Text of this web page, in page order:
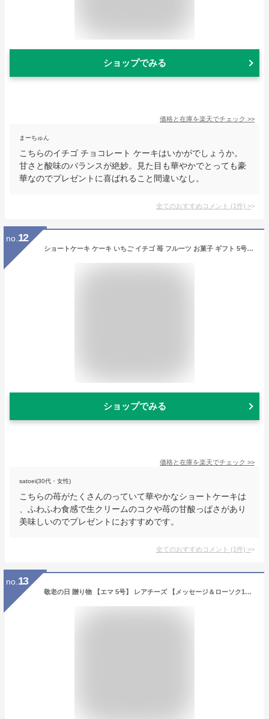
ショップでみる
価格と在庫を楽天でチェック >>
まーちゅん
こちらのイチゴ チョコレート ケーキはいかがでしょうか。
甘さと酸味のバランスが絶妙。見た目も華やかでとっても豪
華なのでプレゼントに喜ばれること間違いなし。
全てのおすすめコメント (1件) >
no. 12
ショートケーキ ケーキ いちご イチゴ 苺 フルーツ お菓子 ギフト 5号 15cm 冷凍 冷凍ケーキ 洋菓子 スイーツ デザート 大きい 大きめ ボリューミー ビッグサイズ お中元 御中元 お返し プレゼント スイーツ おしゃれ 可愛い 誕生日 バースデー クリスマス お祝い イベント
ショップでみる
価格と在庫を楽天でチェック >>
satoei(30代・女性)
こちらの苺がたくさんのっていて華やかなショートケーキは
、ふわふわ食感で生クリームのコクや苺の甘酸っぱさがあり
美味しいのでプレゼントにおすすめです。
全てのおすすめコメント (1件) >
no. 13
敬老の日 贈り物 【エマ 5号】 レアチーズ 【メッセージ＆ローソク10本無料】 アイスケーキ 乳酸菌 健康 チーズ 苺 いちごミルク ラズベリー 完熟 ギフト 記念日 フルーツ 華やか 大人 子供 誕生日 バースデー プレゼント お礼 可愛い お祝い ケーキ おしゃれ